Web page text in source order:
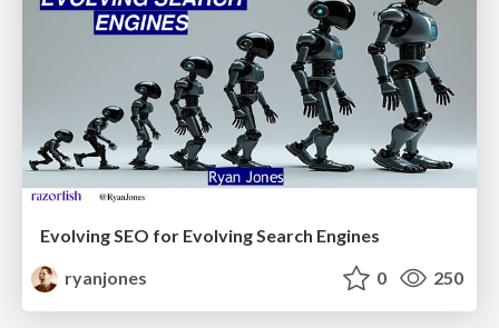
Evolving SEO for Evolving Search Engines
ryanjones
0 250